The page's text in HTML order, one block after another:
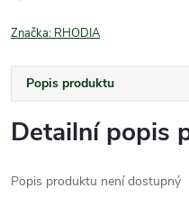
Značka: RHODIA
Popis produktu
Detailní popis
Popis produktu není dostupný